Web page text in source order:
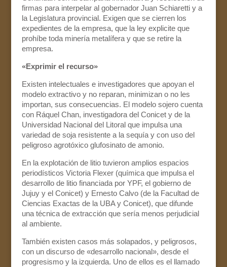
firmas para interpelar al gobernador Juan Schiaretti y a
la Legislatura provincial. Exigen que se cierren los
expedientes de la empresa, que la ley explicite que
prohíbe toda minería metalífera y que se retire la
empresa.
«Exprimir el recurso»
Existen intelectuales e investigadores que apoyan el
modelo extractivo y no reparan, minimizan o no les
importan, sus consecuencias. El modelo sojero cuenta
con Ráquel Chan, investigadora del Conicet y de la
Universidad Nacional del Litoral que impulsa una
variedad de soja resistente a la sequía y con uso del
peligroso agrotóxico glufosinato de amonio.
En la explotación de litio tuvieron amplios espacios
periodísticos Victoria Flexer (química que impulsa el
desarrollo de litio financiada por YPF, el gobierno de
Jujuy y el Conicet) y Ernesto Calvo (de la Facultad de
Ciencias Exactas de la UBA y Conicet), que difunde
una técnica de extracción que sería menos perjudicial
al ambiente.
También existen casos más solapados, y peligrosos,
con un discurso de «desarrollo nacional», desde el
progresismo y la izquierda. Uno de ellos es el llamado